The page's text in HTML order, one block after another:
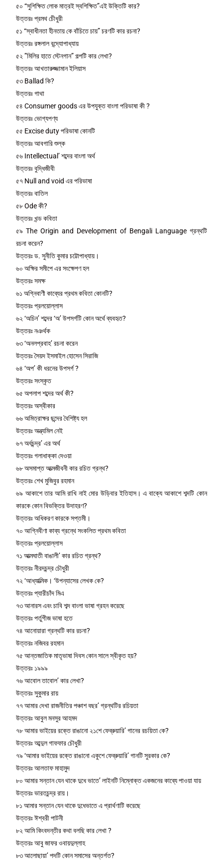
৫০ “সুশিক্ষিত লোক মাত্রই স্বশিক্ষিত”এই উক্তিটি কার?
উত্তরঃ প্রমথ চেীধুরী
৫১ “স্বাধীনতা হীনতায় কে বাঁচিতে চায়” চরণটি কার রচনা?
উত্তরঃ রঙ্গলাল বন্দ্যোপাধ্যায়
৫২ ”মিলির হাতে স্টেনগান” গল্পটি কার লেখা?
উত্তরঃ আখতারুজ্জামান ইলিয়াস
৫৩ Ballad কি?
উত্তরঃ গাথা
৫৪ Consumer goods এর উপযুক্ত বাংলা পরিভাষা কী ?
উত্তরঃ ভোগ্যপণ্য
৫৫ Excise duty পরিভাষা কোনটি
উত্তরঃ আবগারি শুল্ক
৫৬ Intellectual’ শব্দের বাংলা অর্থ
উত্তরঃ বুদ্ধিজীবী
৫৭ Null and void এর পরিভাষা
উত্তরঃ বাতিল
৫৮ Ode কী?
উত্তরঃ খন্ড কবিতা
৫৯ The Origin and Development of Bengali Language গ্রন্থটি
রচনা করেন?
উত্তরঃ ড. সুনীতি কুমার চট্টোপাধ্যায়।
৬০ অক্ষির সমীপে এর সংক্ষেপণ হল
উত্তরঃ সমক্ষ
৬১ অগ্নিবাণী কাব্যের প্রথম কবিতা কোনটি?
উত্তরঃ প্রলয়োল্লাস
৬২ ‘অচিন’ শব্দের ‘অ’ উপসর্গটি কোন অর্থে ব্যবহৃত?
উত্তরঃ নঞর্থক
৬৩ ‘অনলপ্রবাহ’ রচনা করেন
উত্তরঃ সৈয়দ ইসমাইল হোসেন সিরাজি
৬৪ ‘অপ’ কী ধরনের উপসর্গ ?
উত্তরঃ সংস্কৃত
৬৫ অপলাপ শব্দের অর্থ কী?
উত্তরঃ অস্বীকার
৬৬ অমিত্রাক্ষর ছন্দের বৈশিষ্ট্য হল
উত্তরঃ অন্ত্যমিল নেই
৬৭ অর্ধচন্দ্র’ এর অর্থ
উত্তরঃ গলাধাক্কা দেওয়া
৬৮ অসমাপ্ত আত্মজীবনী কার রচিত গ্রন্থ?
উত্তরঃ শেখ মুজিবুর রহমান
৬৯ আকাশে তার আমি রাখি নাই মোর উড়িবার ইতিহাস। এ বাক্যে আকাশে শব্দটি কোন
কারকে কোন বিভক্তির উদাহরণ?
উত্তরঃ অধিকরণ কারকে সপ্তমী।
৭০ আগ্নিবীণা কাব্য গ্রন্থে সংকলিত প্রথম কবিতা
উত্তরঃ প্রলয়োল্লাস
৭১ আত্মঘাতী বাঙালী’ কার রচিত গ্রন্থ?
উত্তরঃ নীরদচন্দ্র চৌধুরী
৭২ ‘আধ্যাত্মিক। ‘উপন্যাসের লেখক কে?
উত্তরঃ প্যারীচাঁদ মিএ
৭৩ আনারস এবং চাবি শব্দ বাংলা ভাষা গ্রহন করেছে
উত্তরঃ পর্তুগীজ ভাষা হতে
৭৪ আনোয়ারা গ্রন্থটি কার রচনা?
উত্তরঃ নজিবর রহমান
৭৫ আন্তজাতিক মাতৃভাষা দিবস কোন সালে স্বীকৃত হয়?
উত্তরঃ ১৯৯৯
৭৬ আবোল তাবোল’ কার লেখা?
উত্তরঃ সুকুমার রায়
৭৭ আমার দেখা রাজনীতির পঞ্চাশ বছর’ গ্রন্থটির রচিয়তা
উত্তরঃ আবুল মনসুর আহমদ
৭৮ আমার ভাইয়ের রক্তে রাঙানো ২১শে ফেব্রুয়ারি’ গানের রচয়িতা কে?
উত্তরঃ আব্দুল গাফফার চৌধুরী
৭৯ ‘আমার ভাইয়ের রক্তে রাঙানো একুশে ফেব্রুয়ারি’ গানটি সুরকার কে?
উত্তরঃ আলতাফ মাহামুদ
৮০ আমার সন্তান যেন থাকে দুধে ভাতে’ লাইনটি নিম্নোক্ত একজনের কাব্যে পাওয়া যায়
উত্তরঃ ভারতচন্দ্র রায়।
৮১ আমার সন্তান যেন থাকে দুধেভাতে এ প্রার্থণাটি করেছে
উত্তরঃ ঈশ্বরী পাটনী
৮২ আমি কিংবদন্তীর কথা বলছি কার লেখা ?
উত্তরঃ আবু জাফর ওবায়দুল্লাহ
৮৩ আলোছায়া’ পদটি কোন সমাসের অন্তর্গত?